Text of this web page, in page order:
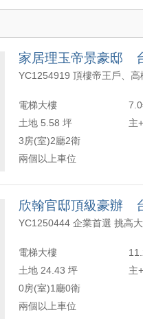
萬
1500 萬
4000 萬
- 萬
坪數不限
20 坪以下
20 坪 - 30 坪
40 坪 - 50 坪
-
- 10 年
年 - 20 年
年 - 30 年
年
2 -
7 -
13
家居理玉帝景豪邸
電梯大樓
土地 5.58 坪
主
3房(室)2廳2衛
兩個以上車位
欣翰官邸頂級豪辦
電梯大樓
土地 24.43 坪
主
0房(室)1廳0衛
兩個以上車位